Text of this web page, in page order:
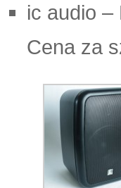
ic audio
Cena za